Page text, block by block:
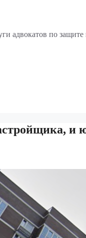
адвокатов по
и